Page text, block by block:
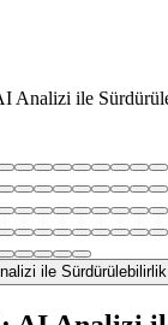
Analizi ile